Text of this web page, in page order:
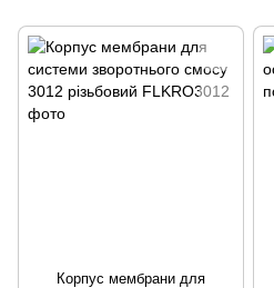
Корпус мембрани для